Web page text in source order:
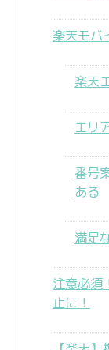
楽天モバ
楽天
エリ
番号
ある
満足
注意必須
止に！